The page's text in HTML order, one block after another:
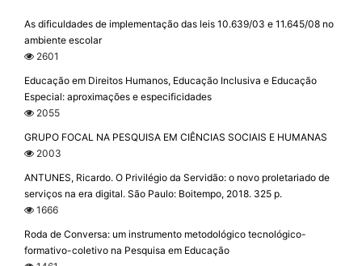
As dificuldades de implementação das leis 10.639/03 e 11.645/08 no
ambiente escolar
2601
Educação em Direitos Humanos, Educação Inclusiva e Educação
Especial: aproximações e especificidades
2055
GRUPO FOCAL NA PESQUISA EM CIÊNCIAS SOCIAIS E HUMANAS
2003
ANTUNES, Ricardo. O Privilégio da Servidão: o novo proletariado de
serviços na era digital. São Paulo: Boitempo, 2018. 325 p.
1666
Roda de Conversa: um instrumento metodológico tecnológico-
formativo-coletivo na Pesquisa em Educação